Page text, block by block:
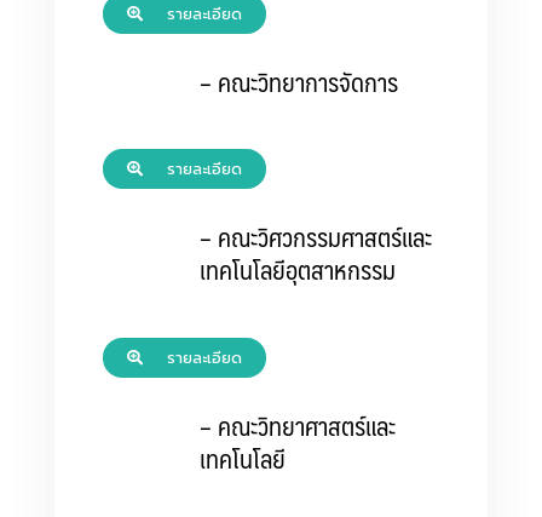
รายละเอียด
– คณะวิทยาการจัดการ
รายละเอียด
– คณะวิศวกรรมศาสตร์และ
เทคโนโลยีอุตสาหกรรม
รายละเอียด
– คณะวิทยาศาสตร์และ
เทคโนโลยี